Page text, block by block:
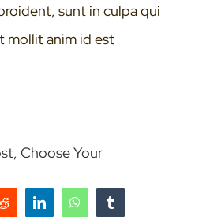
sunt in culpa qui
mollit anim id est
Choose Your
Reddit LinkedInWhatsApp